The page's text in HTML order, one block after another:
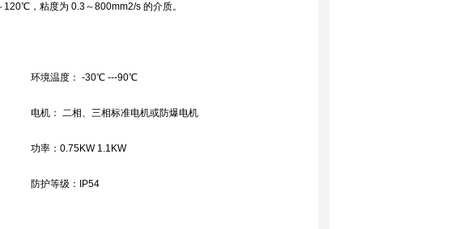
，粘度为 0.3～800mm2/s 的介质。
环境温度： -30℃---90℃
电机： 二相、三相标准电机或防爆电机
功率：0.75KW 1.1KW
防护等级：IP54